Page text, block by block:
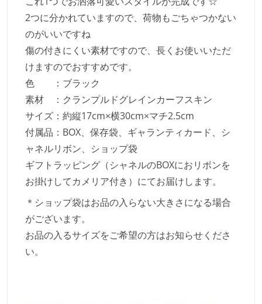
2つに分かれていますので、荷物もごちゃつかない
のがいいですね
傷の付きにくい素材ですので、長くお使いいただ
けますのでおすすめです。
色 ：ブラック
素材 ：クランプルドグレインカーフスキン
サイズ：約縦17cm×横30cm×マチ2.5cm
付属品：BOX、保存袋、ギャランティカード、シ
ャネルリボン、ショップ袋
ギフトラッピング（シャネルのBOXにおリボンを
お掛けしてカメリア付き）にてお届けします。
＊ショップ袋はお品の入らない大きさになる場合
がございます。
お品の入るサイズをご希望の方はお知らせくださ
い。